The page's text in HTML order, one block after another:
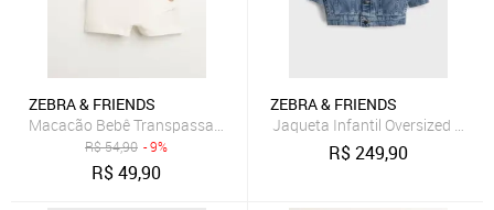
ZEBRA & FRIENDS
Macacão Bebê Transpassado Com Botões Off White Zebra&Friends
R$54,90 - 9%
R$49,90
ZEBRA & FRIENDS
Jaqueta Infantil Oversized
R$249,90